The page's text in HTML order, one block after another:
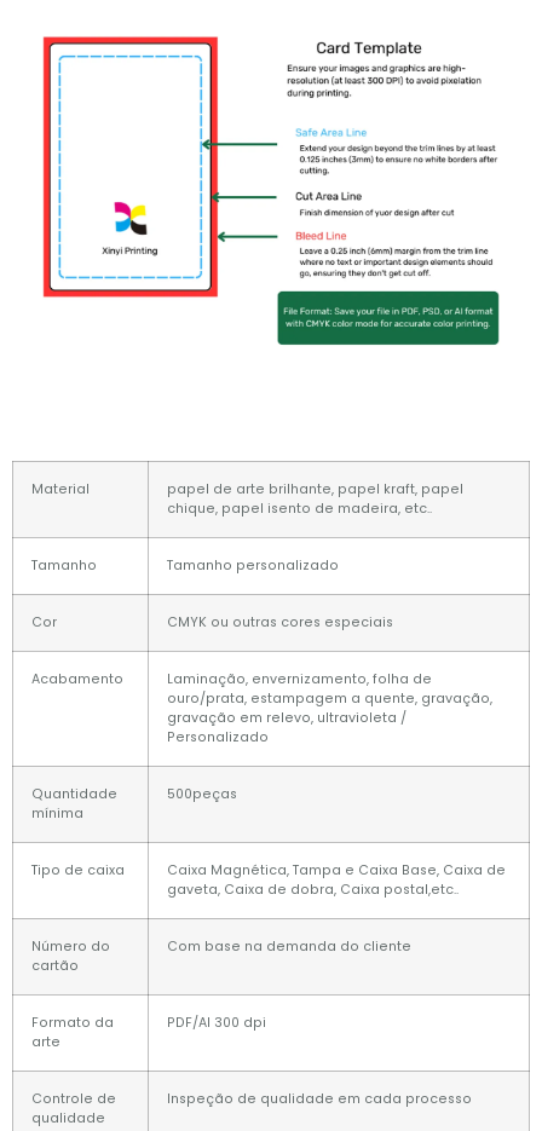
Material
papel de arte brilhante, papel kraft, papel
chique, papel isento de madeira, etc..
Tamanho Tamanho personalizado
Cor CMYK ou outras cores especiais
Acabamento
Laminação, envernizamento, folha de
ouro/prata, estampagem a quente, gravação,
gravação em relevo, ultravioleta /
Personalizado
Quantidade
mínima
500peças
Tipo de caixa
Caixa Magnética, Tampa e Caixa Base, Caixa de
gaveta, Caixa de dobra, Caixa postal,etc..
Número do
cartão
Com base na demanda do cliente
Formato da
arte
PDF/AI 300 dpi
Controle de
qualidade
Inspeção de qualidade em cada processo